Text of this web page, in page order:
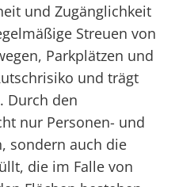
und Zugänglichkeit
Streuen von
Parkplätzen und
und trägt
Durch den
nur Personen- und
sondern auch die
die im Falle von